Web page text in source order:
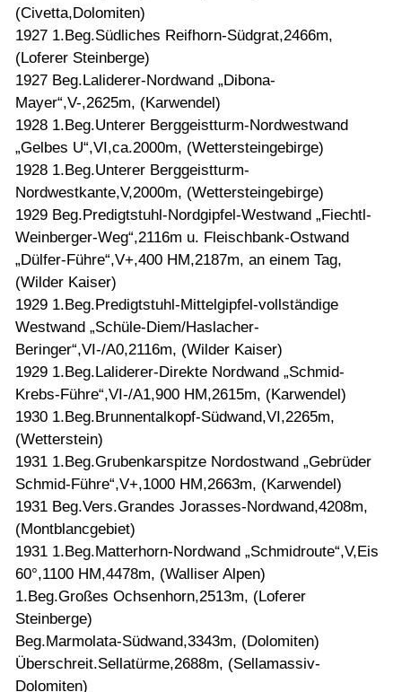
(Civetta,Dolomiten)
1927 1.Beg.Südliches Reifhorn-Südgrat,2466m,
(Loferer Steinberge)
1927 Beg.Laliderer-Nordwand „Dibona-
Mayer“,V-,2625m, (Karwendel)
1928 1.Beg.Unterer Berggeistturm-Nordwestwand
„Gelbes U“,VI,ca.2000m, (Wettersteingebirge)
1928 1.Beg.Unterer Berggeistturm-
Nordwestkante,V,2000m, (Wettersteingebirge)
1929 Beg.Predigtstuhl-Nordgipfel-Westwand „Fiechtl-
Weinberger-Weg“,2116m u. Fleischbank-Ostwand
„Dülfer-Führe“,V+,400 HM,2187m, an einem Tag,
(Wilder Kaiser)
1929 1.Beg.Predigtstuhl-Mittelgipfel-vollständige
Westwand „Schüle-Diem/Haslacher-
Beringer“,VI-/A0,2116m, (Wilder Kaiser)
1929 1.Beg.Laliderer-Direkte Nordwand „Schmid-
Krebs-Führe“,VI-/A1,900 HM,2615m, (Karwendel)
1930 1.Beg.Brunnentalkopf-Südwand,VI,2265m,
(Wetterstein)
1931 1.Beg.Grubenkarspitze Nordostwand „Gebrüder
Schmid-Führe“,V+,1000 HM,2663m, (Karwendel)
1931 Beg.Vers.Grandes Jorasses-Nordwand,4208m,
(Montblancgebiet)
1931 1.Beg.Matterhorn-Nordwand „Schmidroute“,V,Eis
60°,1100 HM,4478m, (Walliser Alpen)
1.Beg.Großes Ochsenhorn,2513m, (Loferer
Steinberge)
Beg.Marmolata-Südwand,3343m, (Dolomiten)
Überschreit.Sellatürme,2688m, (Sellamassiv-
Dolomiten)